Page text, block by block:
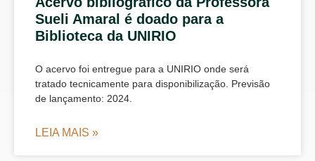
Sueli Amaral é doado para a
Biblioteca da UNIRIO
O acervo foi entregue para a UNIRIO onde será
tratado tecnicamente para disponibilização. Previsão
de lançamento: 2024.
LEIA MAIS »